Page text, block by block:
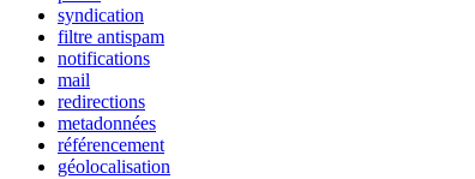
syndication
filtre antispam
notifications
mail
redirections
metadonnées
référencement
géolocalisation